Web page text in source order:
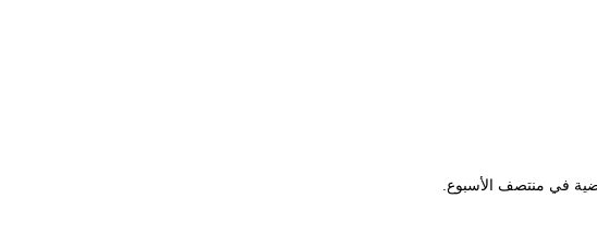
في منتصف الأسبوع.